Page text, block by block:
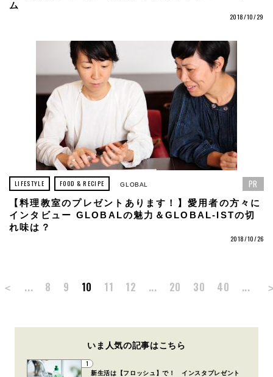
ム
2018/10/29
LIFESTYLE FOOD & RECIPE GLOBAL PR
【料理教室のプレゼントあります！】愛用者の方々に
インタビュー GLOBALの魅力＆GLOBAL-ISTの切
れ味は？
2018/10/26
＜ ... 8 9 10 11 12 ... 20 30 40 ...
いま人気の記事はこちら
1
新生活は【フロッシュ】で！ インスタプレゼント